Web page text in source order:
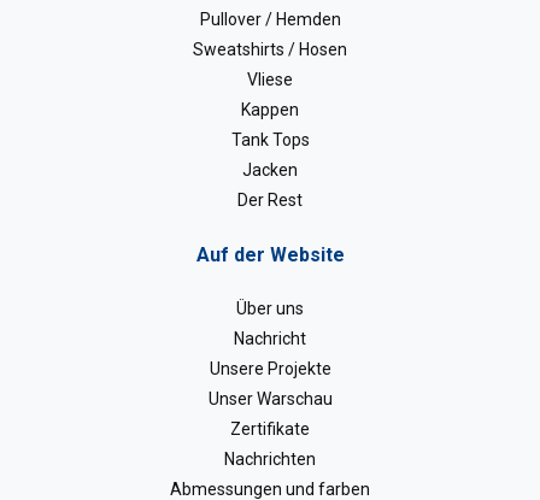
Pullover / Hemden
Sweatshirts / Hosen
Vliese
Kappen
Tank Tops
Jacken
Der Rest
Auf der Website
Über uns
Nachricht
Unsere Projekte
Unser Warschau
Zertifikate
Nachrichten
Abmessungen und farben